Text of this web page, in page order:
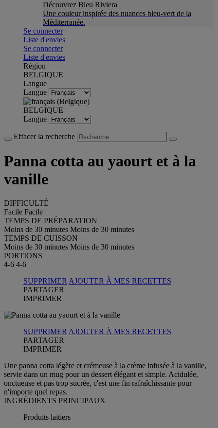
Découvrez Bleu Riviera
Une couleur inspirée des nuances bleu-vert de la
Méditerranée.
Se connecter
Liste d'envies
Se connecter
Liste d'envies
Région
BELGIQUE
Langue
Langue
BELGIQUE
Langue
Effacer la recherche
Panna cotta au yaourt et à la
vanille
DIFFICULTÉ
Facile Facile
TEMPS DE PRÉPARATION
Moins de 30 minutes Moins de 30 minutes
TEMPS DE CUISSON
Moins de 30 minutes Moins de 30 minutes
PORTIONS
4-6 4-6
SUPPRIMER AJOUTER À MES RECETTES
PARTAGER
IMPRIMER
SUPPRIMER AJOUTER À MES RECETTES
PARTAGER
IMPRIMER
Une panna cotta légère et crémeuse à la crème infusée à la vanille,
servie dans un mug pour un dessert élégant et simple. Acidulée,
onctueuse et pas trop sucrée, c'est une fin rafraîchissante pour
n'importe quel repas.
INGRÉDIENTS PRINCIPAUX
Produits laitiers